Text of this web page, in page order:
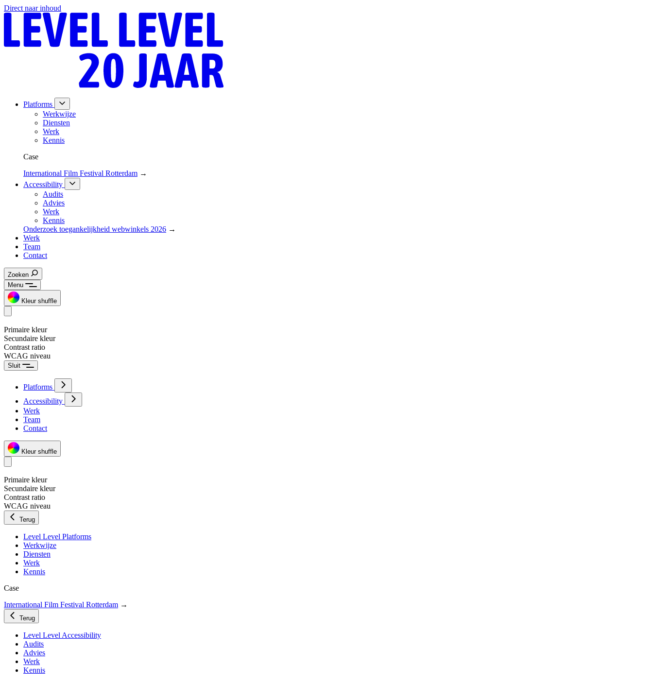
Direct naar inhoud
Platforms
Werkwijze
Diensten
Werk
Kennis
Case
International Film Festival Rotterdam →
Accessibility
Audits
Advies
Werk
Kennis
Onderzoek toegankelijkheid webwinkels 2026 →
Werk
Team
Contact
Zoeken
Menu
Kleur shuffle
Primaire kleur
Secundaire kleur
Contrast ratio
WCAG niveau
Sluit
Platforms
Accessibility
Werk
Team
Contact
Kleur shuffle
Primaire kleur
Secundaire kleur
Contrast ratio
WCAG niveau
Terug
Level Level Platforms
Werkwijze
Diensten
Werk
Kennis
Case
International Film Festival Rotterdam →
Terug
Level Level Accessibility
Audits
Advies
Werk
Kennis